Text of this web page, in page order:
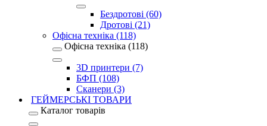
Бездротові (60)
Дротові (21)
Офісна техніка (118)
Офісна техніка (118)
3D принтери (7)
БФП (108)
Сканери (3)
ГЕЙМЕРСЬКІ ТОВАРИ
Каталог товарів